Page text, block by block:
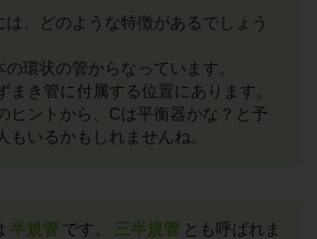
は、どのような特徴があるでしょう
の環状の管からなっています。
まき管に付属する位置にあります。
ヒントから、Cは平衡器かな？と予
もいるかもしれませんね。
半規管 です。 三半規管 とも呼ばれま